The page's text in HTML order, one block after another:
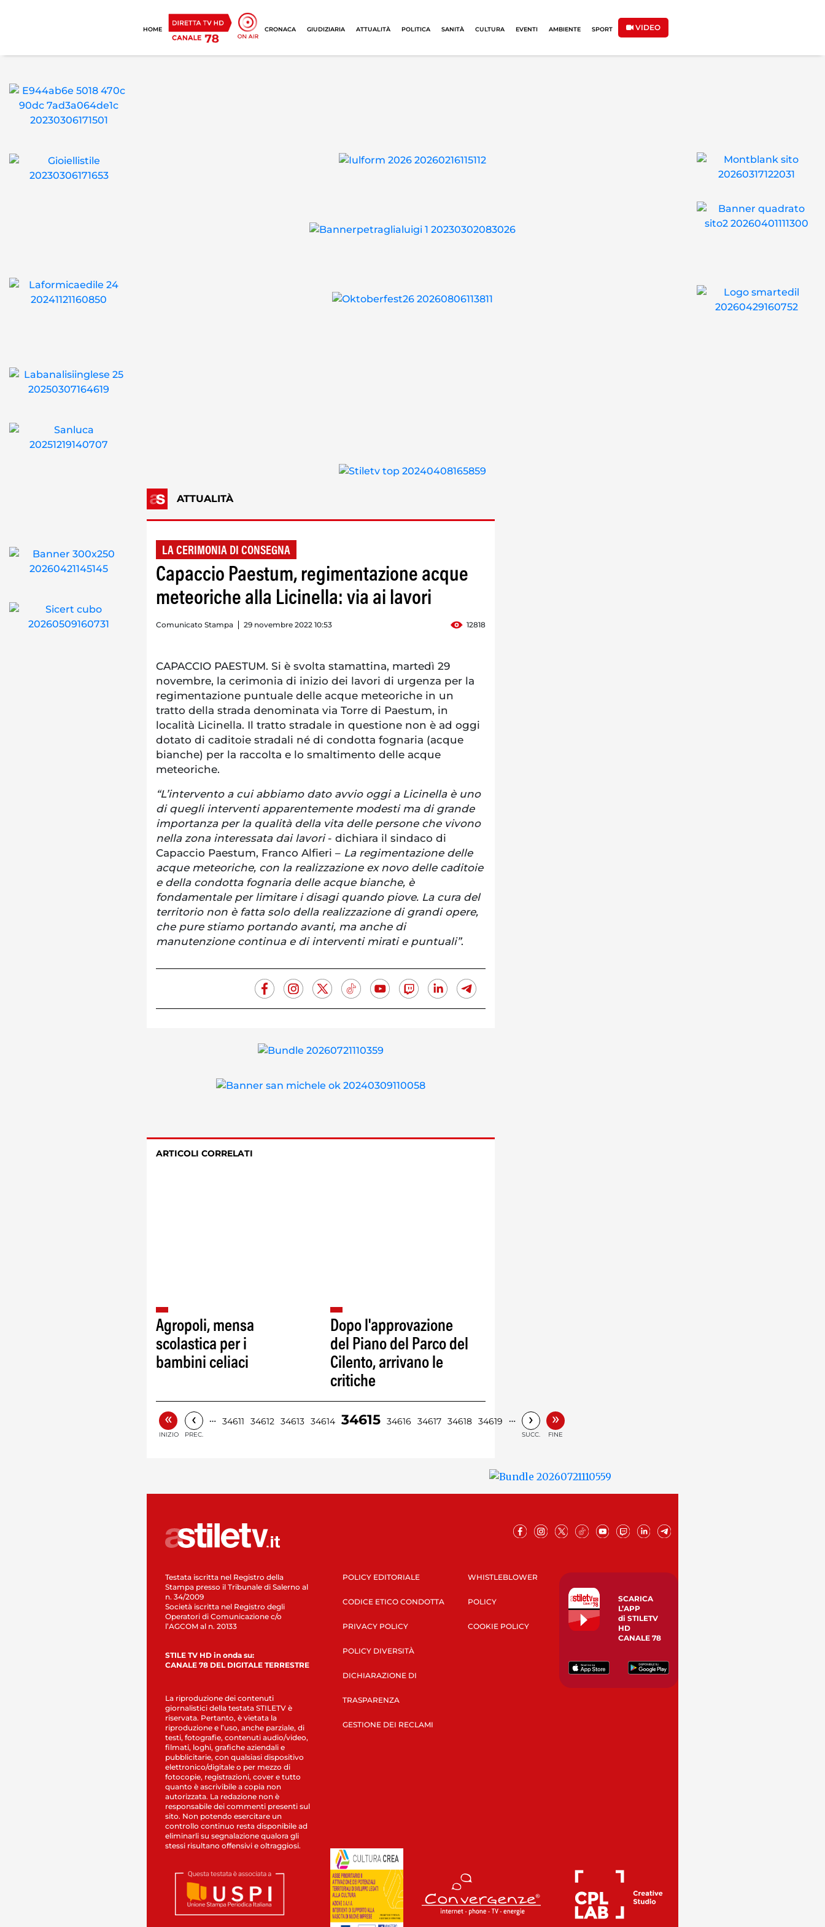
HOME CRONACA GIUDIZIARIA ATTUALITÀ POLITICA SANITÀ CULTURA EVENTI AMBIENTE SPORT VIDEO
ATTUALITÀ
LA CERIMONIA DI CONSEGNA
Capaccio Paestum, regimentazione acque
meteoriche alla Licinella: via ai lavori
Comunicato Stampa 29 novembre 2022 10:53 12818
CAPACCIO PAESTUM. Si è svolta stamattina, martedì 29
novembre, la cerimonia di inizio dei lavori di urgenza per la
regimentazione puntuale delle acque meteoriche in un
tratto della strada denominata via Torre di Paestum, in
località Licinella. Il tratto stradale in questione non è ad oggi
dotato di caditoie stradali né di condotta fognaria (acque
bianche) per la raccolta e lo smaltimento delle acque
meteoriche.
“L’intervento a cui abbiamo dato avvio oggi a Licinella è uno
di quegli interventi apparentemente modesti ma di grande
importanza per la qualità della vita delle persone che vivono
nella zona interessata dai lavori - dichiara il sindaco di
Capaccio Paestum, Franco Alfieri – La regimentazione delle
acque meteoriche, con la realizzazione ex novo delle caditoie
e della condotta fognaria delle acque bianche, è
fondamentale per limitare i disagi quando piove. La cura del
territorio non è fatta solo della realizzazione di grandi opere,
che pure stiamo portando avanti, ma anche di
manutenzione continua e di interventi mirati e puntuali”.
ARTICOLI CORRELATI
Agropoli, mensa
scolastica per i
bambini celiaci
Dopo l'approvazione
del Piano del Parco del
Cilento, arrivano le
critiche
«
INIZIO
‹
PREC.
… 34611 34612 34613 34614 34615 34616 34617 34618 34619 … ›
SUCC.
»
FINE
Testata iscritta nel Registro della
Stampa presso il Tribunale di Salerno al
n. 34/2009
Società iscritta nel Registro degli
Operatori di Comunicazione c/o
l’AGCOM al n. 20133
STILE TV HD in onda su:
CANALE 78 DEL DIGITALE TERRESTRE
La riproduzione dei contenuti
giornalistici della testata STILETV è
riservata. Pertanto, è vietata la
riproduzione e l’uso, anche parziale, di
testi, fotografie, contenuti audio/video,
filmati, loghi, grafiche aziendali e
pubblicitarie, con qualsiasi dispositivo
elettronico/digitale o per mezzo di
fotocopie, registrazioni, cover e tutto
quanto è ascrivibile a copia non
autorizzata. La redazione non è
responsabile dei commenti presenti sul
sito. Non potendo esercitare un
controllo continuo resta disponibile ad
eliminarli su segnalazione qualora gli
stessi risultano offensivi e oltraggiosi.
POLICY EDITORIALE
CODICE ETICO CONDOTTA
PRIVACY POLICY
POLICY DIVERSITÀ
DICHIARAZIONE DI
TRASPARENZA
GESTIONE DEI RECLAMI
WHISTLEBLOWER
POLICY
COOKIE POLICY
SCARICA
L’APP
di STILETV
HD
CANALE 78